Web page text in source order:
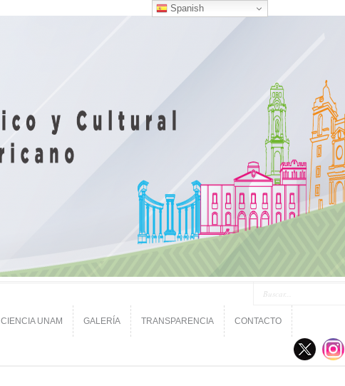
CIENCIA UNAM GALERÍA TRANSPARENCIA CONTACTO
Spanish